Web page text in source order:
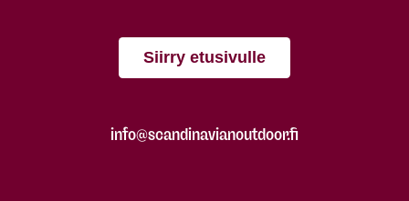
Siirry etusivulle
info@scandinavianoutdoor.fi